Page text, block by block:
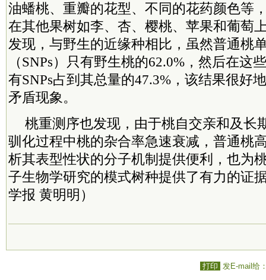
油蟠桃、重瓣的花型、不同的花药颜色等
在其他果树如李、杏、樱桃、苹果和葡萄
发现，与野生的近缘种相比，虽然普通桃
（SNPs）只有野生桃的62.0%，然后在这
有SNPs占到其总量的47.3%，该结果很好
矛盾现象。
桃重测序也发现，由于桃自交亲和及长
驯化过程中桃的杂合率急速衰减，普通桃
析其表型性状的分子机制提供便利，也为
子生物学研究的模式树种提供了有力的证
学报 黄明明）
打印 发E-mail给